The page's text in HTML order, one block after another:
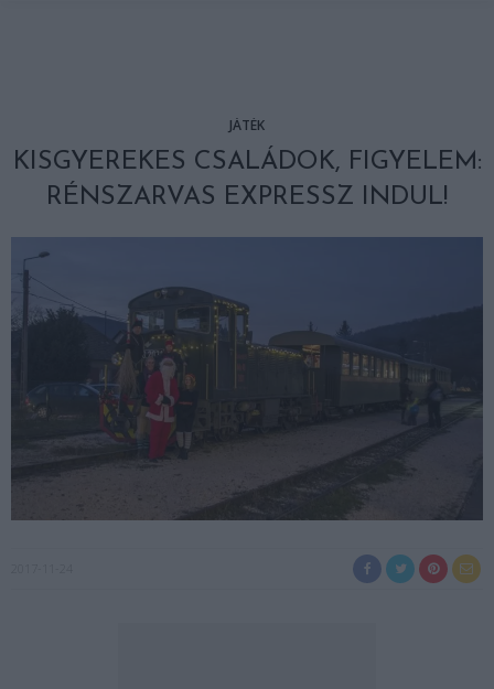
JÁTÉK
KISGYEREKES CSALÁDOK, FIGYELEM:
RÉNSZARVAS EXPRESSZ INDUL!